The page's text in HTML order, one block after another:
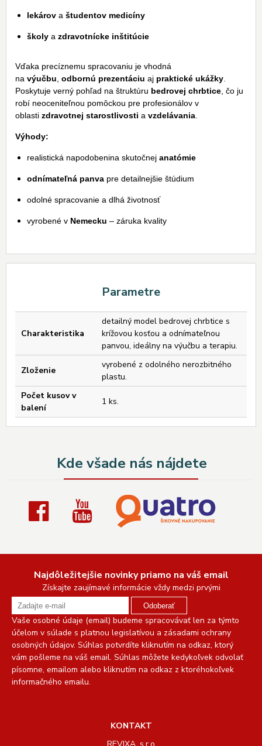
lekárov a študentov medicíny
školy a zdravotnícke inštitúcie
Vďaka precíznemu spracovaniu je vhodná
na výučbu odbornú prezentáciu aj praktické ukážky
Poskytuje verný pohľad na štruktúru bedrovej chrbtice , čo ju
robí neoceniteľnou pomôckou pre profesionálov v
oblasti zdravotnej starostlivosti a vzdelávania
Výhody:
realistická napodobenina skutočnej anatómie
odnímateľná panva pre detailnejšie štúdium
odolné spracovanie a dlhá životnosť
vyrobené v Nemecku – záruka kvality
Parametre
Charakteristika
detailný model bedrovej chrbtice s
krížovou kosťou a odnímateľnou
panvou, ideálny na výučbu a terapiu.
Zloženie
vyrobené z odolného nerozbitného
plastu.
Počet kusov v
balení
1 ks.
Kde všade nás nájdete
Najdôležitejšie novinky priamo na váš email
Získajte zaujímavé informácie vždy medzi prvými
Odoberať
Vaše osobné údaje (email) budeme spracovávať len za týmto
účelom v súlade s platnou legislatívou a zásadami ochrany
osobných údajov. Súhlas potvrdíte kliknutím na odkaz, ktorý
vám pošleme na váš email. Súhlas môžete kedykoľvek odvolať
písomne, emailom alebo kliknutím na odkaz z ktoréhokoľvek
informačného emailu.
KONTAKT